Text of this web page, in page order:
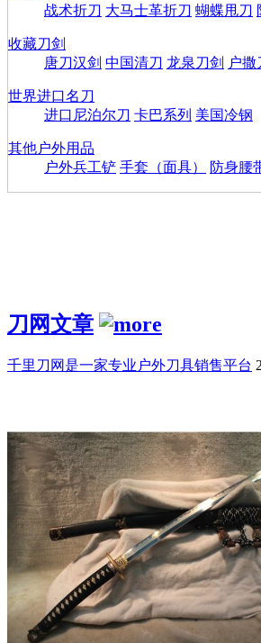
战术折刀 大马士革折刀 蝴蝶甩刀
收藏刀剑
唐刀汉剑 中国清刀 龙泉刀剑 户撒
世界进口名刀
进口尼泊尔刀 卡巴系列 美国冷钢
其他户外用品
户外兵工铲 手套（面具） 防身腰
刀网文章
千里刀网是一家专业户外刀具销售平台